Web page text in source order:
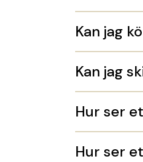
Kan jag
Kan jag
Hur ser
Hur ser